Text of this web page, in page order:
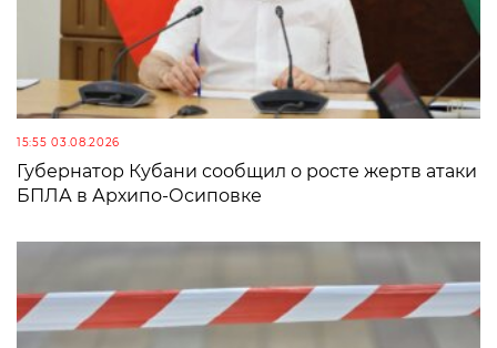
15:55 03.08.2026
Губернатор Кубани сообщил о росте жертв атаки
БПЛА в Архипо-Осиповке